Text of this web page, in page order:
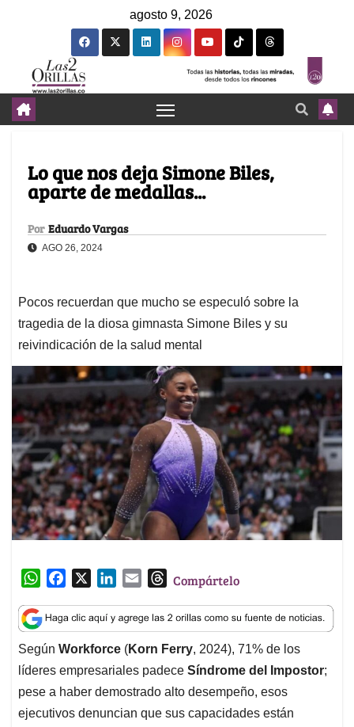
agosto 9, 2026
Lo que nos deja Simone Biles,
aparte de medallas...
Por Eduardo Vargas
AGO 26, 2024
Pocos recuerdan que mucho se especuló sobre la
tragedia de la diosa gimnasta Simone Biles y su
reivindicación de la salud mental
W
a
t
s
A
p
p
c
e
b
o
o
k
n
k
e
d
I
n
a
i
l
T
r
e
a
d
s
Compártelo
Según Workforce (Korn Ferry, 2024), 71% de los
líderes empresariales padece Síndrome del Impostor;
pese a haber demostrado alto desempeño, esos
ejecutivos denuncian que sus capacidades están